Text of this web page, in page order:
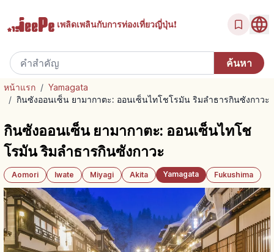
เพลิดเพลินกับการท่องเที่ยวญี่ปุ่น!
หน้าแรก / Yamagata
/ กินซังออนเซ็น ยามากาตะ: ออนเซ็นไทโชโรมัน ริมลำธารกินซังกาวะ
กินซังออนเซ็น ยามากาตะ: ออนเซ็นไทโช
โรมัน ริมลำธารกินซังกาวะ
Aomori Iwate Miyagi Akita Yamagata Fukushima